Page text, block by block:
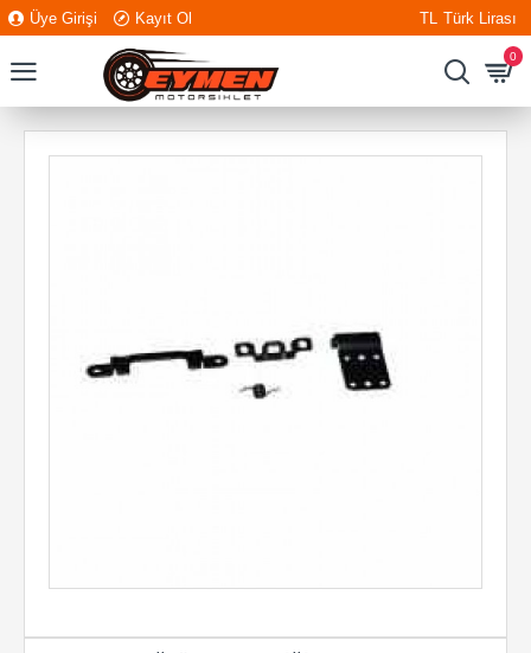
Üye Girişi Kayıt Ol TL Türk Lirası
0